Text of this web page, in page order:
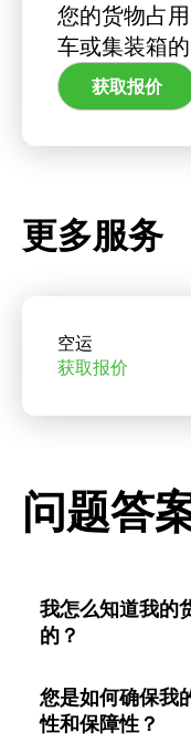
您的货物占
车或集装箱的
获取报价
更多服务
空运
获取报价
问题答
我怎么知道我的
的？
您是如何确保我
性和保障性？